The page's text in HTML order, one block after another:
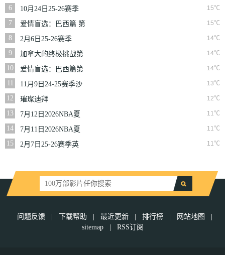
6
15℃
10月24日25-26赛季
NBA常规赛掘金VS
勇士
7 15℃
爱情盲选：巴西篇 第
二季
8 14℃
2月6日25-26赛季
NBA常规赛篮网VS
魔术
9 14℃
加拿大的终极挑战第
一季
10 14℃
爱情盲选：巴西篇第
二季
11 13℃
11月9日24-25赛季沙
联第10轮利雅得体育
VS利雅得胜利
12 12℃
璀璨迪拜
13
11℃
7月12日2026NBA夏
季联赛尼克斯VS马刺
14 11℃
7月11日2026NBA夏
季联赛公牛VS灰熊
15 11℃
2月7日25-26赛季英
问题反馈 下载帮助 最近更新 排行榜 网站地图
sitemap
RSS订阅